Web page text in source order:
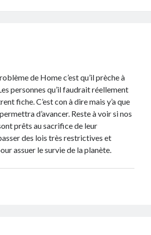
de Home c’est qu’il prèche à
personnes qu’il faudrait réellement
fiche. C’est con à dire mais y’a que
d’avancer. Reste à voir si nos
prêts au sacrifice de leur
des lois très restrictives et
assuer le survie de la planète.